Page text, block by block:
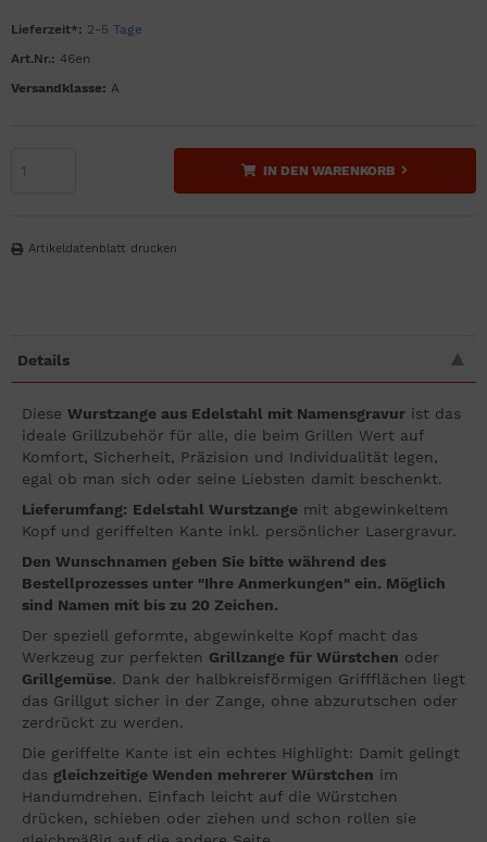
Lieferzeit*: 2-5 Tage
Art.Nr.: 46en
Versandklasse: A
IN DEN WARENKORB
Artikeldatenblatt drucken
Details
Diese Wurstzange aus Edelstahl mit Namensgravur ist das
ideale Grillzubehör für alle, die beim Grillen Wert auf
Komfort, Sicherheit, Präzision und Individualität legen,
egal ob man sich oder seine Liebsten damit beschenkt.
Lieferumfang: Edelstahl Wurstzange mit abgewinkeltem
Kopf und geriffelten Kante inkl. persönlicher Lasergravur.
Den Wunschnamen geben Sie bitte während des
Bestellprozesses unter "Ihre Anmerkungen" ein. Möglich
sind Namen mit bis zu 20 Zeichen.
Der speziell geformte, abgewinkelte Kopf macht das
Werkzeug zur perfekten Grillzange für Würstchen oder
Grillgemüse. Dank der halbkreisförmigen Griffflächen liegt
das Grillgut sicher in der Zange, ohne abzurutschen oder
zerdrückt zu werden.
Die geriffelte Kante ist ein echtes Highlight: Damit gelingt
das gleichzeitige Wenden mehrerer Würstchen im
Handumdrehen. Einfach leicht auf die Würstchen
drücken, schieben oder ziehen und schon rollen sie